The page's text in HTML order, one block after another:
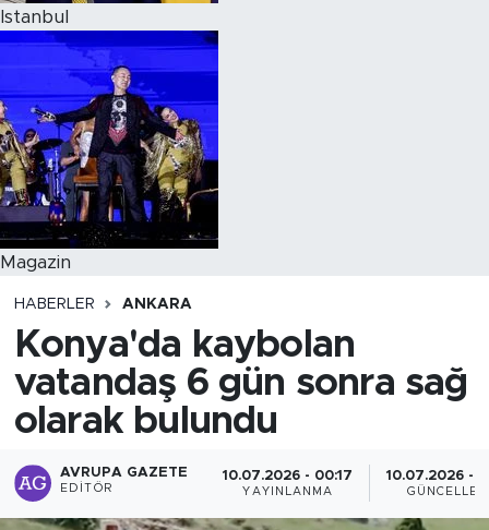
Istanbul
Magazin
HABERLER ANKARA
Konya'da kaybolan
vatandaş 6 gün sonra sağ
olarak bulundu
AVRUPA GAZETE
EDITÖR
10.07.2026 - 00:17
YAYINLANMA
10.07.2026 -